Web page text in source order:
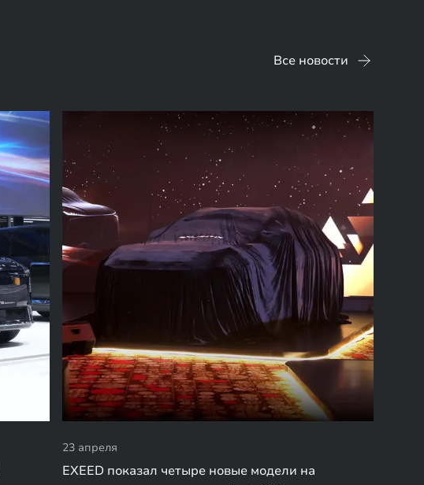
Все новости
23 апреля
EXEED показал четыре новые модели на